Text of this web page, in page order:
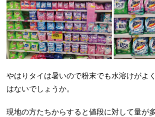
やはりタイは暑いので粉末でも水溶けがよ
はないでしょうか。
現地の方たちからすると値段に対して量が